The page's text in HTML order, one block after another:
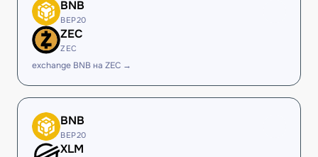
BNB
BEP20
ZEC
ZEC
exchange BNB на ZEC →
BNB
BEP20
XLM